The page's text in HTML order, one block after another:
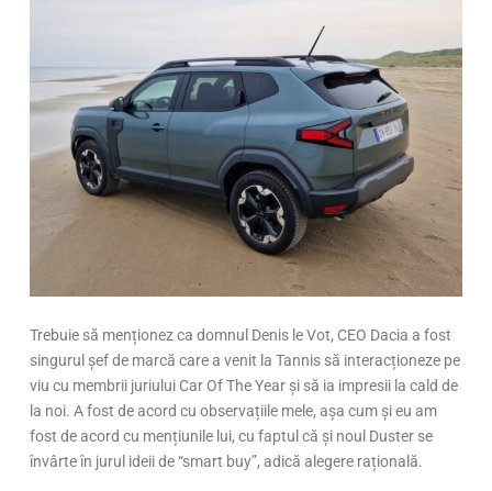
Trebuie să menționez ca domnul Denis le Vot, CEO Dacia a fost
singurul șef de marcă care a venit la Tannis să interacționeze pe
viu cu membrii juriului Car Of The Year și să ia impresii la cald de
la noi. A fost de acord cu observațiile mele, așa cum și eu am
fost de acord cu mențiunile lui, cu faptul că și noul Duster se
învârte în jurul ideii de “smart buy”, adică alegere rațională.